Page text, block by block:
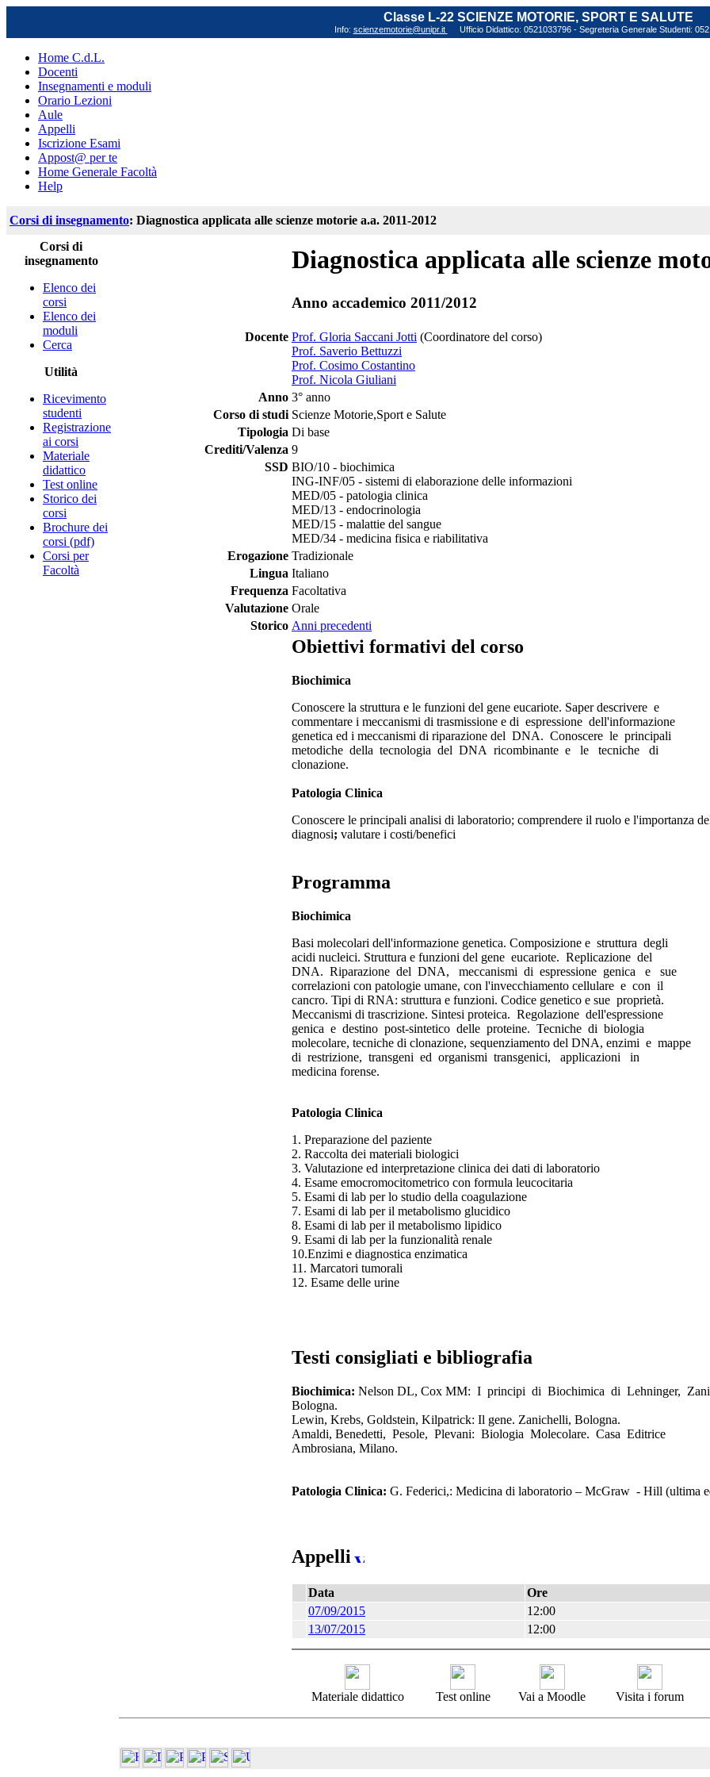
Classe L-22 SCIENZE MOTORIE, SPORT E SALUTE
Info: scienzemotorie@unipr.it Ufficio Didattico: 0521033796 - Segreteria Generale Studenti:
Home C.d.L.
Docenti
Insegnamenti e moduli
Orario Lezioni
Aule
Appelli
Iscrizione Esami
Appost@ per te
Home Generale Facoltà
Help
Corsi di insegnamento: Diagnostica applicata alle scienze motorie a.a. 2011-2012
Corsi di
insegnamento
Elenco dei
corsi
Elenco dei
moduli
Cerca
Utilità
Ricevimento
studenti
Registrazione
ai corsi
Materiale
didattico
Test online
Storico dei
corsi
Brochure dei
corsi (pdf)
Corsi per
Facoltà
Diagnostica applicata alle scienze
Anno accademico 2011/2012
Docente Prof. Gloria Saccani Jotti (Coordinatore del corso)
Prof. Saverio Bettuzzi
Prof. Cosimo Costantino
Prof. Nicola Giuliani
Anno 3° anno
Corso di studi Scienze Motorie,Sport e Salute
Tipologia Di base
Crediti/Valenza 9
SSD BIO/10 - biochimica
ING-INF/05 - sistemi di elaborazione delle informazioni
MED/05 - patologia clinica
MED/13 - endocrinologia
MED/15 - malattie del sangue
MED/34 - medicina fisica e riabilitativa
Erogazione Tradizionale
Lingua Italiano
Frequenza Facoltativa
Valutazione Orale
Storico Anni precedenti
Obiettivi formativi del corso
Biochimica
Conoscere la struttura e le funzioni del gene eucariote. Saper descrivere e
commentare i meccanismi di trasmissione e di espressione dell'informazione
genetica ed i meccanismi di riparazione del DNA. Conoscere le principali
metodiche della tecnologia del DNA ricombinante e le tecniche di
clonazione.
Patologia Clinica
Conoscere le principali analisi di laboratorio; comprendere il ruolo e l'importanza
diagnosi; valutare i costi/benefici
Programma
Biochimica
Basi molecolari dell'informazione genetica. Composizione e struttura degli
acidi nucleici. Struttura e funzioni del gene eucariote. Replicazione del
DNA. Riparazione del DNA, meccanismi di espressione genica e sue
correlazioni con patologie umane, con l'invecchiamento cellulare e con il
cancro. Tipi di RNA: struttura e funzioni. Codice genetico e sue proprietà.
Meccanismi di trascrizione. Sintesi proteica. Regolazione dell'espressione
genica e destino post-sintetico delle proteine. Tecniche di biologia
molecolare, tecniche di clonazione, sequenziamento del DNA, enzimi e mappe
di restrizione, transgeni ed organismi transgenici, applicazioni in
medicina forense.
Patologia Clinica
1. Preparazione del paziente
2. Raccolta dei materiali biologici
3. Valutazione ed interpretazione clinica dei dati di laboratorio
4. Esame emocromocitometrico con formula leucocitaria
5. Esami di lab per lo studio della coagulazione
7. Esami di lab per il metabolismo glucidico
8. Esami di lab per il metabolismo lipidico
9. Esami di lab per la funzionalità renale
10.Enzimi e diagnostica enzimatica
11. Marcatori tumorali
12. Esame delle urine
Testi consigliati e bibliografia
Biochimica: Nelson DL, Cox MM: I principi di Biochimica di Lehninger,
Bologna.
Lewin, Krebs, Goldstein, Kilpatrick: Il gene. Zanichelli, Bologna.
Amaldi, Benedetti, Pesole, Plevani: Biologia Molecolare. Casa Editrice
Ambrosiana, Milano.
Patologia Clinica: G. Federici,: Medicina di laboratorio – McGraw - Hill (ultima
Appelli
Data Ore
07/09/2015
12:00
13/07/2015
12:00
Materiale didattico Test online Vai a Moodle Visita i forum